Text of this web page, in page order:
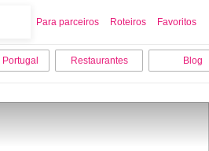
Para parceiros Roteiros Favoritos
Restaurantes Blog